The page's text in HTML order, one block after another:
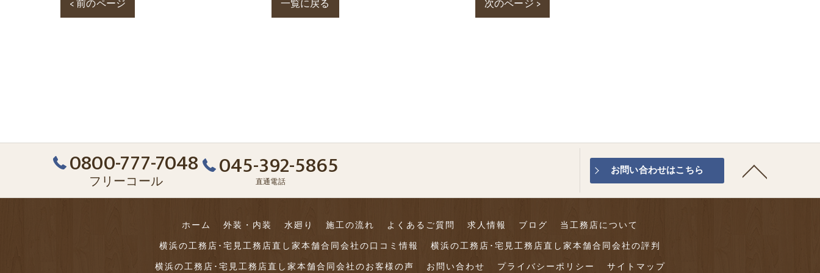
< 前のページ 一覧に戻る 次のページ >
0800-777-7048
フリーコール 045-392-5865
直通電話
お問い合わせはこちら
ホーム 外装・内装 水廻り 施工の流れ よくあるご質問 求人情報 ブログ
当工務店について
横浜の工務店･宅見工務店直し家本舗合同会社の口コミ情報
横浜の工務店･宅見工務店直し家本舗合同会社の評判
横浜の工務店･宅見工務店直し家本舗合同会社のお客様の声
お問い合わせ プライバシーポリシー サイトマップ